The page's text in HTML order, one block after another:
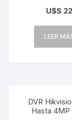
U$S22
LEER
DVR
Hasta 4MP